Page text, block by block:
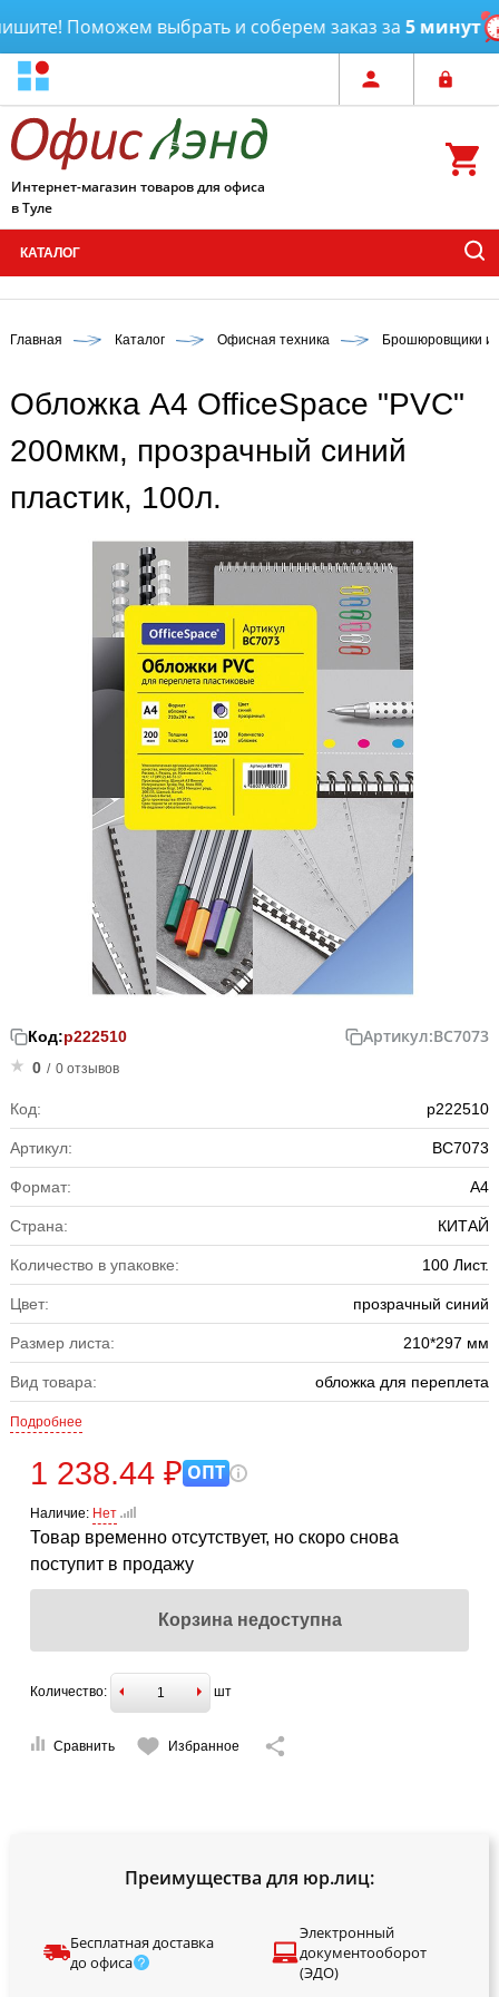
Поможем выбрать и соберем заказ за 5 минут
Интернет-магазин товаров для офиса
в Туле
КАТАЛОГ
Главная Каталог Офисная техника Брошюровщики и
Обложка А4 OfficeSpace "PVC"
200мкм, прозрачный синий
пластик, 100л.
Код:р222510 Артикул:BC7073
0 / 0 отзывов
Код: р222510
Артикул: BC7073
Формат: А4
Страна: КИТАЙ
Количество в упаковке: 100 Лист.
Цвет: прозрачный синий
Размер листа: 210*297 мм
Вид товара: обложка для переплета
Подробнее
1 238.44 ₽ ОПТ
Наличие: Нет
Товар временно отсутствует, но скоро снова
поступит в продажу
Корзина недоступна
Количество: шт
Сравнить Избранное
Преимущества для юр.лиц:
Бесплатная доставка
до офиса
Электронный
документооборот
(ЭДО)